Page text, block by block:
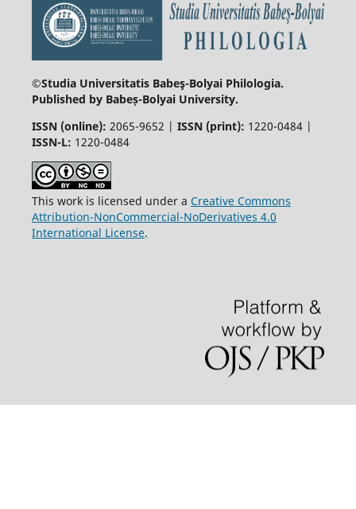
©Studia Universitatis Babeş-Bolyai Philologia.
Published by Babeș-Bolyai University.
ISSN (online): 2065-9652 | ISSN (print): 1220-0484 |
ISSN-L: 1220-0484
This work is licensed under a Creative Commons
Attribution-NonCommercial-NoDerivatives 4.0
International License.